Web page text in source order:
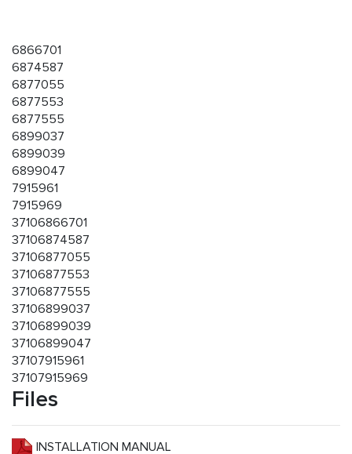
6866701
6874587
6877055
6877553
6877555
6899037
6899039
6899047
7915961
7915969
37106866701
37106874587
37106877055
37106877553
37106877555
37106899037
37106899039
37106899047
37107915961
37107915969
Files
INSTALLATION MANUAL